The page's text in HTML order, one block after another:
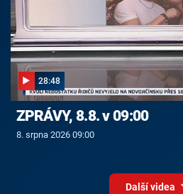
28:48
ZPRÁVY, 8.8. v 09:00
8. srpna 2026 09:00
Další videa